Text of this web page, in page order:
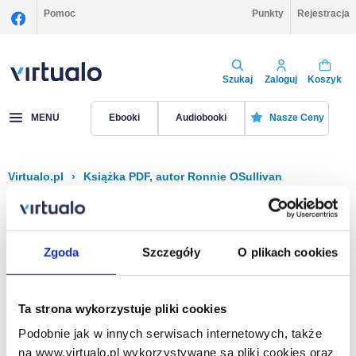
Zgoda Szczegóły O plikach cookies
Ta strona wykorzystuje pliki cookies
Podobnie jak w innych serwisach internetowych, także
na www.virtualo.pl wykorzystywane są pliki cookies oraz
Pomoc Punkty Rejestracja
Szukaj Zaloguj Koszyk
MENU Ebooki Audiobooki Nasze Ceny
Virtualo.pl › Książka PDF, autor Ronnie OSullivan
Filtruj Sortuj
Na stronie